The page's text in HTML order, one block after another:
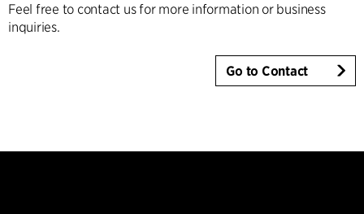
Feel free to contact us for more information or business
inquiries.
Go to Contact